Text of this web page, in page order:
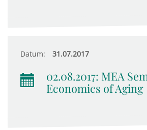
Datum: 31.07.2017
02.08.2017: MEA
Economics of Aging